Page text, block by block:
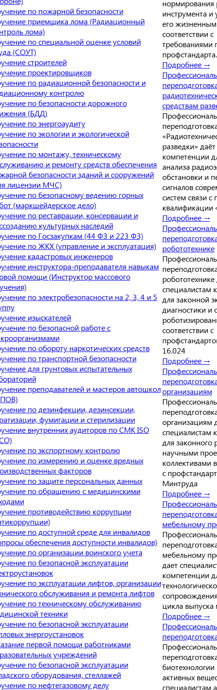
по пожарной безопасности
приемщика лома (Радиационный
лома)
по специальной оценке условий
(СОУТ)
строителей
проектировщиков
по радиационной безопасности и
контролю
по безопасности дорожного
(БДД)
по энергоаудиту
по экологии и экологической
по монтажу, техническому
и ремонту средств обеспечения
безопасности зданий и сооружений
лицензии МЧС)
по безопасному ведению горных
(маркшейдерское дело)
по реставрации, консервации и
культурных наследий
по Госзакупкам (44 ФЗ и 223 ФЗ)
по ЖКХ (управление и эксплуатация)
кадастровых инженеров
инструктора-преподавателя навыкам
помощи (Инструктор массового
по электробезопасности на 2, 3, 4 и 5
изыскателей
по безопасной работе с
по обороту наркотических средств
по транспортной безопасности
для грунтовых испытательных
преподавателей и мастеров автошкол
по дезинфекции, дезинсекции,
фумигации и стерилизации
внутренних аудиторов по СМК ISO
по экспортному контролю
по измерению и оценке вредных
факторов
по защите персональных данных
по обращению с медицинскими
противодействию коррупции
по доступной среде для инвалидов
обеспечения доступности инвалидов)
по организации воинского учета
по безопасной эксплуатации
по эксплуатации лифтов, организации
обслуживания и ремонта лифтов
по техническому обслуживанию
техники
по безопасной эксплуатации
энергоустановок
первой помощи работниками
учреждений
по безопасной эксплуатации
оборудования, стеллажей
по нефтегазовому делу
нормирования
инструмента и
его
соответствии с
требованиями
профстандарта.
Подробнее →
средствам
разведки»
компетенции
анализа
обстановки и
сигналов
систем связи
квалификации
Подробнее →
робототехнике
робототехнике
специалистам
для законной
диагностики и
соответствии с
16.024
Подробнее →
организациям
организациям
специалистам
для законного
научными
коллективами
с
Минтруда
Подробнее →
мебельному
мебельному
дает
компетенции
цикла выпуска
Подробнее →
активных
специалистам